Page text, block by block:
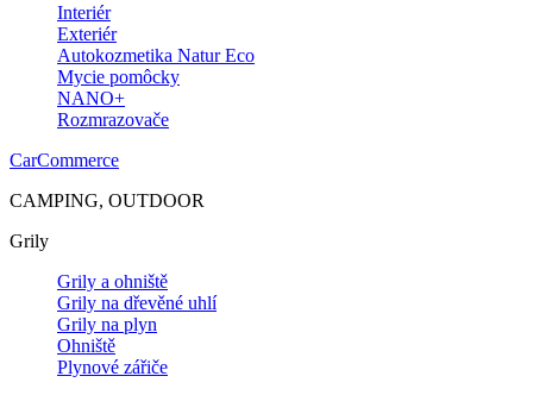
Interiér
Exteriér
Autokozmetika Natur Eco
Mycie pomôcky
NANO+
Rozmrazovače
CarCommerce
CAMPING, OUTDOOR
Grily
Grily a ohniště
Grily na dřevěné uhlí
Grily na plyn
Ohniště
Plynové zářiče